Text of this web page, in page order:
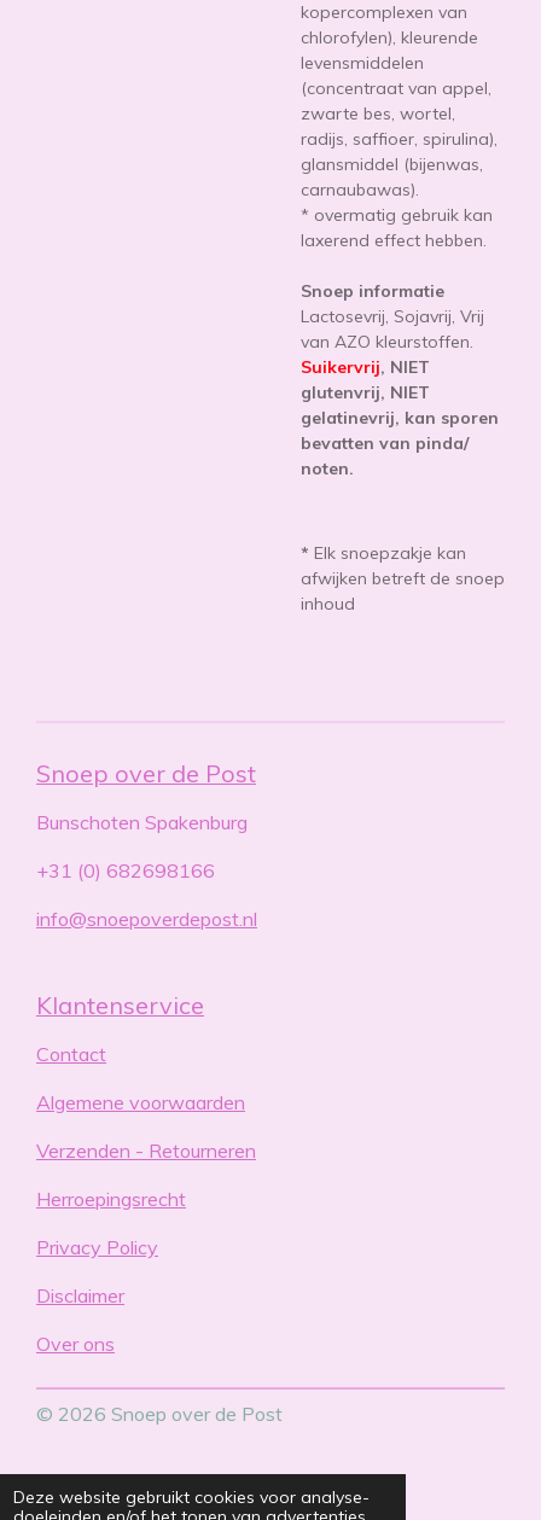
Deze website gebruikt cookies voor analyse-
kopercomplexen van
chlorofylen), kleurende
levensmiddelen
(concentraat van appel,
zwarte bes, wortel,
radijs, saffioer, spirulina),
glansmiddel (bijenwas,
carnaubawas).
* overmatig gebruik kan
laxerend effect hebben.
Snoep informatie
Lactosevrij, Sojavrij, Vrij
van AZO kleurstoffen.
Suikervrij, NIET
glutenvrij, NIET
gelatinevrij, kan sporen
bevatten van pinda/
noten.
* Elk snoepzakje kan
afwijken betreft de snoep
inhoud
Snoep over de Post
Bunschoten Spakenburg
+31 (0) 682698166
info@snoepoverdepost.nl
Klantenservice
Contact
Algemene voorwaarden
Verzenden - Retourneren
Herroepingsrecht
Privacy Policy
Disclaimer
Over ons
© 2026 Snoep over de Post